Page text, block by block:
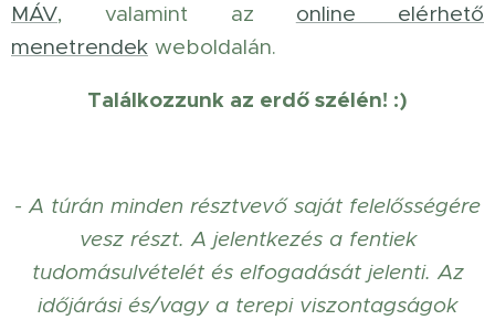
MÁV, valamint az online elérhető
menetrendek weboldalán.
Találkozzunk az erdő szélén! :)
- A túrán minden résztvevő saját felelősségére
vesz részt. A jelentkezés a fentiek
tudomásulvételét és elfogadását jelenti. Az
időjárási és/vagy a terepi viszontagságok